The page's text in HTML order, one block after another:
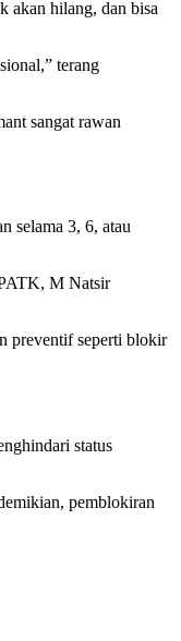
akan hilang, dan bisa
terang
sangat rawan
selama 3, 6, atau
M Natsir
preventif seperti blokir
status
pemblokiran